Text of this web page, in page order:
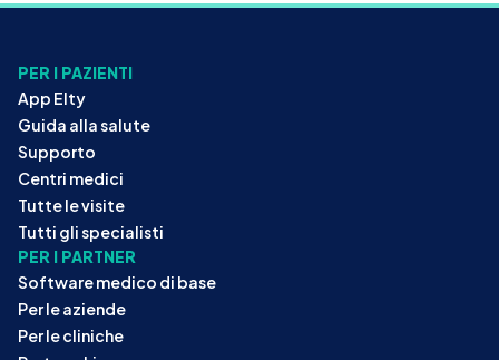
PER I PAZIENTI
App Elty
Guida alla salute
Supporto
Centri medici
Tutte le visite
Tutti gli specialisti
PER I PARTNER
Software medico di base
Per le aziende
Per le cliniche